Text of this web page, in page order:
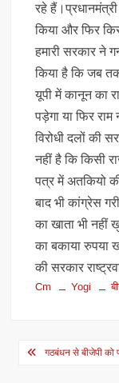
रहे
किया और फिर
हमारी सरकार ने
किया है कि जब
यूपी में कानून का
पड़ेगा या फिर
विरोधी दलों की
नहीं है कि किसी
पत्र में अतकियो
बाद भी कांग्रेस
का खाता भी नहीं
का बकाया रुपया
की सरकार
Cm Yogi
Postगठबंधन से बीजेपी को